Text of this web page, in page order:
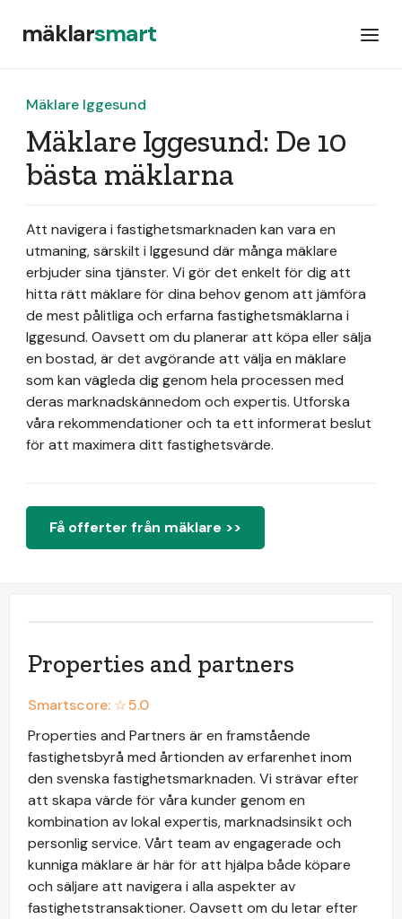
mäklarsmart
Mäklare Iggesund
Mäklare Iggesund: De 10
bästa mäklarna
Att navigera i fastighetsmarknaden kan vara en
utmaning, särskilt i Iggesund där många mäklare
erbjuder sina tjänster. Vi gör det enkelt för dig att
hitta rätt mäklare för dina behov genom att jämföra
de mest pålitliga och erfarna fastighetsmäklarna i
Iggesund. Oavsett om du planerar att köpa eller sälja
en bostad, är det avgörande att välja en mäklare
som kan vägleda dig genom hela processen med
deras marknadskännedom och expertis. Utforska
våra rekommendationer och ta ett informerat beslut
för att maximera ditt fastighetsvärde.
Få offerter från mäklare >>
Properties and partners
Smartscore: ☆5.0
Properties and Partners är en framstående
fastighetsbyrå med årtionden av erfarenhet inom
den svenska fastighetsmarknaden. Vi strävar efter
att skapa värde för våra kunder genom en
kombination av lokal expertis, marknadsinsikt och
personlig service. Vårt team av engagerade och
kunniga mäklare är här för att hjälpa både köpare
och säljare att navigera i alla aspekter av
fastighetstransaktioner. Oavsett om du letar efter